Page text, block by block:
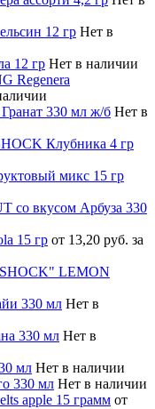
12 гр Нет в
12 гр Нет в наличии
Regenera
330 мл ж/б Нет в
Клубника 4 гр
микс 15 гр
со вкусом Арбуза 330
15 гр от 13,20 руб. за
LEMON
330 мл Нет в
330 мл Нет в
мл Нет в наличии
330 мл Нет в наличии
apple 15 грамм от